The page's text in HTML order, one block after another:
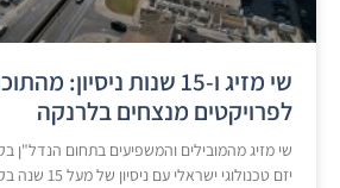
שי מזיג ו-15 שנות ניסיון:
לפרויקטים מנצחים בלרנקה
שי מזיג מהמובילים והמשפיעים בתחום הנדל"ן
יזם טכנולוגי